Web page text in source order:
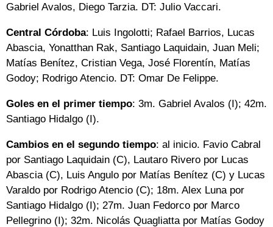
Gabriel Avalos, Diego Tarzia. DT: Julio Vaccari.
Central Córdoba: Luis Ingolotti; Rafael Barrios, Lucas
Abascia, Yonatthan Rak, Santiago Laquidain, Juan Meli;
Matías Benítez, Cristian Vega, José Florentín, Matías
Godoy; Rodrigo Atencio. DT: Omar De Felippe.
Goles en el primer tiempo: 3m. Gabriel Avalos (I); 42m.
Santiago Hidalgo (I).
Cambios en el segundo tiempo: al inicio. Favio Cabral
por Santiago Laquidain (C), Lautaro Rivero por Lucas
Abascia (C), Luis Angulo por Matías Benítez (C) y Lucas
Varaldo por Rodrigo Atencio (C); 18m. Alex Luna por
Santiago Hidalgo (I); 27m. Juan Fedorco por Marco
Pellegrino (I); 32m. Nicolás Quagliatta por Matías Godoy